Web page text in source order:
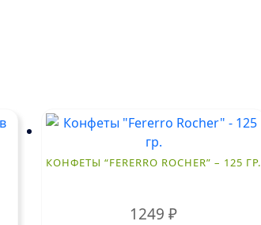
КОНФЕТЫ “FERERRO ROCHER” – 125 ГР.
1249 ₽